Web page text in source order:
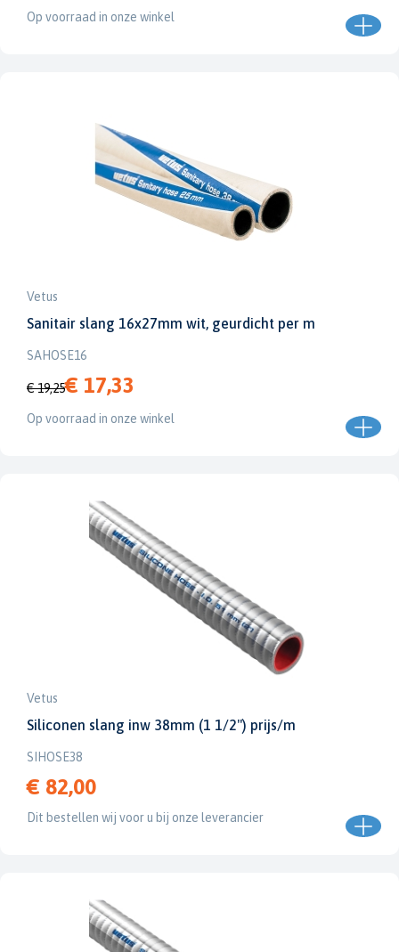
Op voorraad in onze winkel
Vetus
Sanitair slang 16x27mm wit, geurdicht per m
SAHOSE16
€ 19,25€ 17,33
Op voorraad in onze winkel
Vetus
Siliconen slang inw 38mm (1 1/2") prijs/m
SIHOSE38
€ 82,00
Dit bestellen wij voor u bij onze leverancier